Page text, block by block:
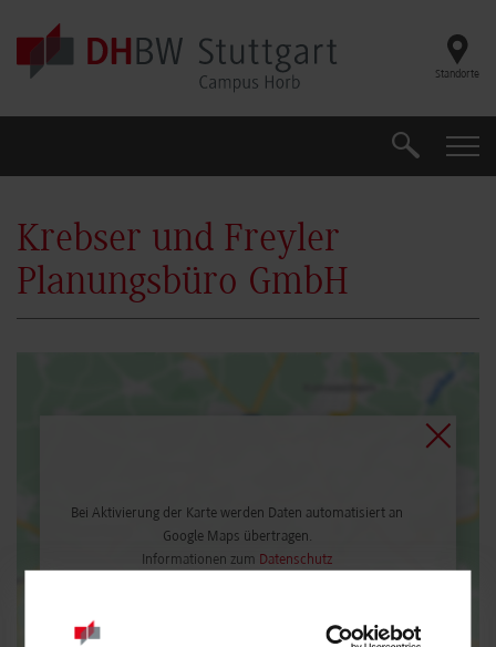
Skip to main content
Standorte
Suche
Krebser und Freyler
Planungsbüro GmbH
Bei Aktivierung der Karte werden Daten automatisiert an
Google Maps übertragen.
Informationen zum Datenschutz